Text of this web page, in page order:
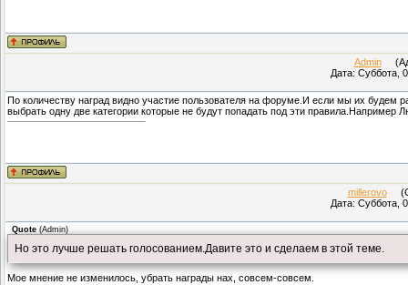
Admin
Дата: Суббота,
По количеству наград видно участие пользователя на форуме.И если мы их будем
выбрать одну две категории которые не будут попадать под эти
millerovo
Дата: Суббота,
Quote (Admin)
Но это лучше решать голосованием.Давите это и сделаем в этой теме.
Мое мнение не изменилось, убрать награды нах, совсем-совсем.